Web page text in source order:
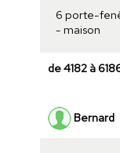
6 porte-
- maison
de 4182 à
Bernard